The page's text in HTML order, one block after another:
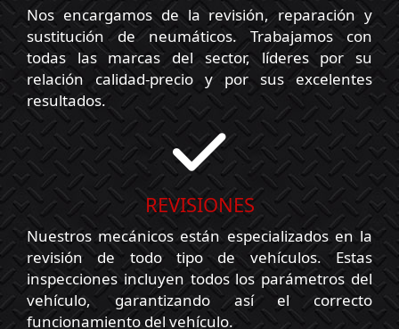
Nos encargamos de la revisión, reparación y
sustitución de neumáticos. Trabajamos con
todas las marcas del sector, líderes por su
relación calidad-precio y por sus excelentes
resultados.
Revisiones
REVISIONES
Nuestros mecánicos están especializados en la
revisión de todo tipo de vehículos. Estas
inspecciones incluyen todos los parámetros del
vehículo, garantizando así el correcto
funcionamiento del vehículo.